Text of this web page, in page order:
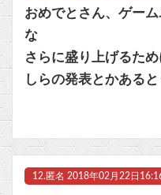
おめでとさん、ゲー
な
さらに盛り上げるた
しらの発表とかある
12. 匿名 2018年02月22日